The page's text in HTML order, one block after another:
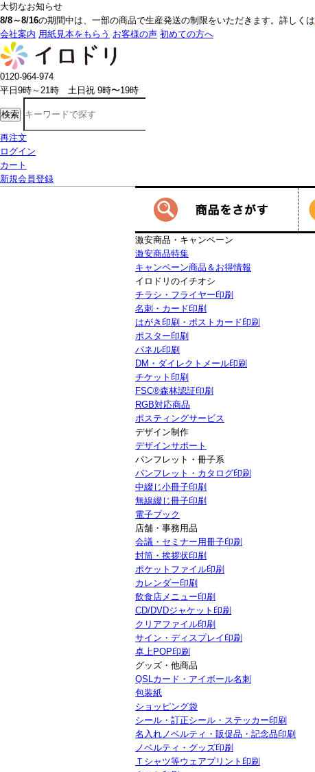
大切なお知らせ
8/8～8/16の期間中は、一部の商品で生産発送の制限をいただきます。詳しくは
会社案内 用紙見本をもらう お客様の声 初めての方へ
0120-964-974
平日9時～21時 土日祝 9時〜19時
検索
再注文
ログイン
カート
新規会員登録
激安商品・キャンペーン
激安商品特集
キャンペーン商品＆お得情報
イロドリのイチオシ
チラシ・フライヤー印刷
名刺・カード印刷
はがき印刷・ポストカード印刷
ポスター印刷
パネル印刷
DM・ダイレクトメール印刷
チケット印刷
FSC®森林認証印刷
RGB対応商品
ポスティングサービス
デザイン制作
デザインサポート
パンフレット・冊子系
パンフレット・カタログ印刷
中綴じ小冊子印刷
無線綴じ冊子印刷
電子ブック
店舗・事務用品
会議・セミナー用冊子印刷
封筒・挨拶状印刷
ポケットファイル印刷
カレンダー印刷
飲食店メニュー印刷
CD/DVDジャケット印刷
クリアファイル印刷
サイン・ディスプレイ印刷
卓上POP印刷
グッズ・他商品
QSLカード・アイボール名刺
包装紙
ショッピング袋
シール・訂正シール・ステッカー印刷
名入れノベルティ・販促品・記念品印刷
ノベルティ・グッズ印刷
Ｔシャツ等ウェアプリント印刷